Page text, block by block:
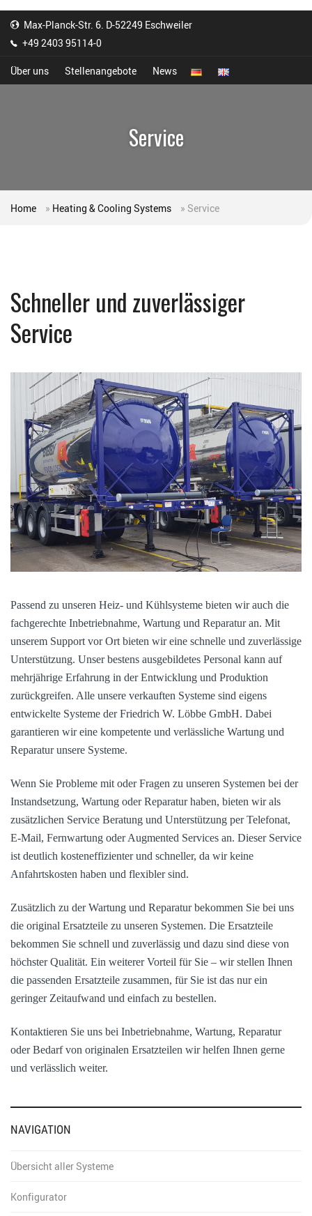
Max-Planck-Str. 6. D-52249 Eschweiler
+49 2403 95114-0
Über uns Stellenangebote News
Service
Home » Heating & Cooling Systems » Service
Schneller und zuverlässiger
Service
Passend zu unseren Heiz- und Kühlsysteme bieten wir auch die
fachgerechte Inbetriebnahme, Wartung und Reparatur an. Mit
unserem Support vor Ort bieten wir eine schnelle und zuverlässige
Unterstützung. Unser bestens ausgebildetes Personal kann auf
mehrjährige Erfahrung in der Entwicklung und Produktion
zurückgreifen. Alle unsere verkauften Systeme sind eigens
entwickelte Systeme der Friedrich W. Löbbe GmbH. Dabei
garantieren wir eine kompetente und verlässliche Wartung und
Reparatur unsere Systeme.
Wenn Sie Probleme mit oder Fragen zu unseren Systemen bei der
Instandsetzung, Wartung oder Reparatur haben, bieten wir als
zusätzlichen Service Beratung und Unterstützung per Telefonat,
E-Mail, Fernwartung oder Augmented Services an. Dieser Service
ist deutlich kosteneffizienter und schneller, da wir keine
Anfahrtskosten haben und flexibler sind.
Zusätzlich zu der Wartung und Reparatur bekommen Sie bei uns
die original Ersatzteile zu unseren Systemen. Die Ersatzteile
bekommen Sie schnell und zuverlässig und dazu sind diese von
höchster Qualität. Ein weiterer Vorteil für Sie – wir stellen Ihnen
die passenden Ersatzteile zusammen, für Sie ist das nur ein
geringer Zeitaufwand und einfach zu bestellen.
Kontaktieren Sie uns bei Inbetriebnahme, Wartung, Reparatur
oder Bedarf von originalen Ersatzteilen wir helfen Ihnen gerne
und verlässlich weiter.
NAVIGATION
Übersicht aller Systeme
Konfigurator